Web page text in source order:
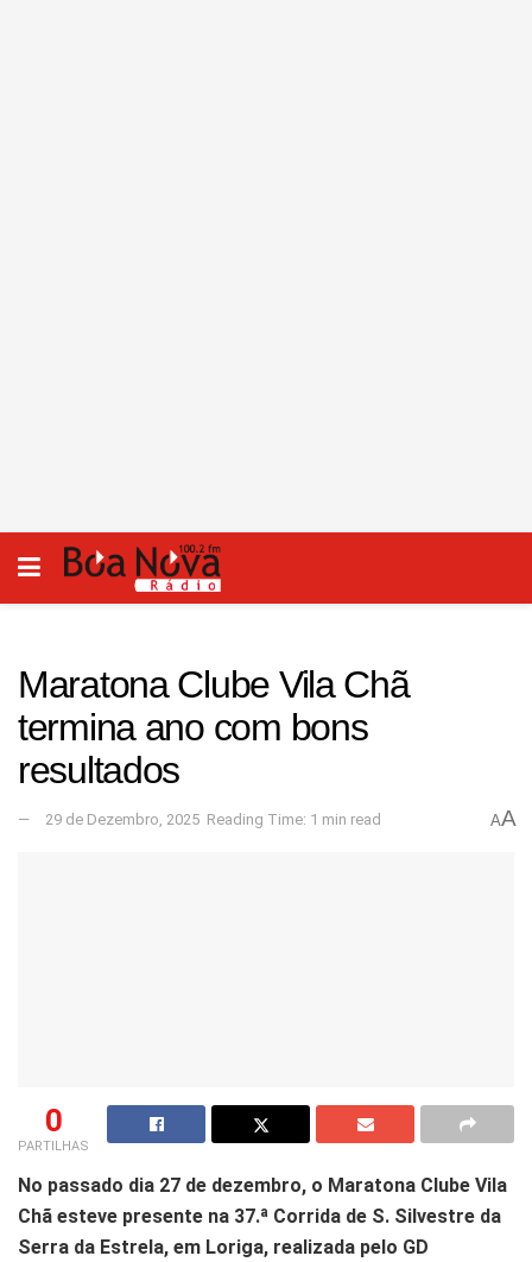
Maratona Clube Vila Chã
termina ano com bons
resultados
29 de Dezembro, 2025 Reading Time: 1 min read AA
0
PARTILHAS
No passado dia 27 de dezembro, o Maratona Clube Vila
Chã esteve presente na 37.ª Corrida de S. Silvestre da
Serra da Estrela, em Loriga, realizada pelo GD